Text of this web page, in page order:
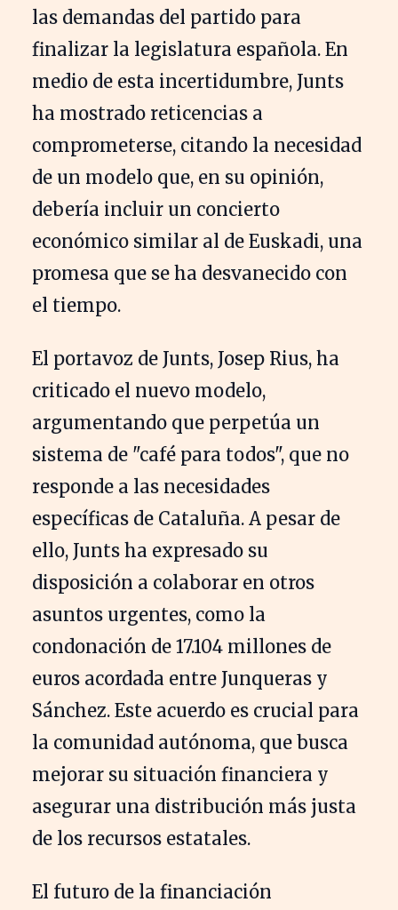
las demandas del partido para
finalizar la legislatura española. En
medio de esta incertidumbre, Junts
ha mostrado reticencias a
comprometerse, citando la necesidad
de un modelo que, en su opinión,
debería incluir un concierto
económico similar al de Euskadi, una
promesa que se ha desvanecido con
el tiempo.
El portavoz de Junts, Josep Rius, ha
criticado el nuevo modelo,
argumentando que perpetúa un
sistema de "café para todos", que no
responde a las necesidades
específicas de Cataluña. A pesar de
ello, Junts ha expresado su
disposición a colaborar en otros
asuntos urgentes, como la
condonación de 17.104 millones de
euros acordada entre Junqueras y
Sánchez. Este acuerdo es crucial para
la comunidad autónoma, que busca
mejorar su situación financiera y
asegurar una distribución más justa
de los recursos estatales.
El futuro de la financiación